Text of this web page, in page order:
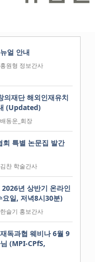
얼 안내
홍원형 정보간사
의재단 해외인재유치
(Updated)
배동운_회장
회 특별 논문집 발간
김찬 학술간사
년 상반기 온라인
일, 저녁8시30분)
한슬기 홍보간사
독과협 웨비나 6월 9
(MPI-CPfS,